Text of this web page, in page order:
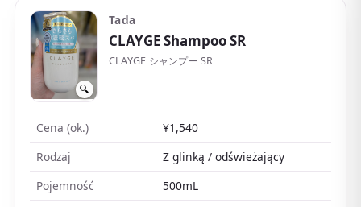
🔍
Tada
CLAYGE Shampoo SR
CLAYGE シャンプー SR
Cena (ok.)
¥1,540
Rodzaj
Z glinką / odświeżający
Pojemność
500mL